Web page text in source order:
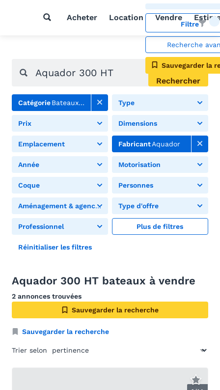
Acheter Location Vendre
Filtre
Recherche
Sauvegarder la
Rechercher
CatégorieBateaux à moteur Type
Prix Dimensions
Emplacement FabricantAquador
Année Motorisation
Coque Personnes
Aménagement & agencement Type d'offre
Professionnel Plus de filtres
Réinitialiser les filtres
Aquador 300 HT bateaux à vendre
2 annonces trouvées
Sauvegarder la recherche
Sauvegarder la recherche
Trier selon